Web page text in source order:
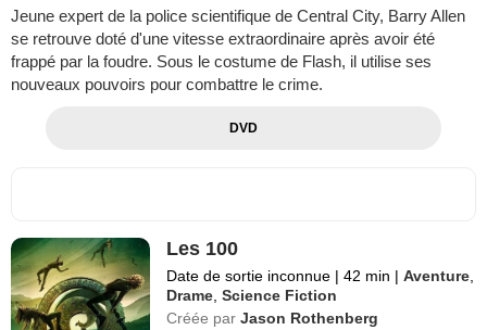
Jeune expert de la police scientifique de Central City, Barry Allen
se retrouve doté d'une vitesse extraordinaire après avoir été
frappé par la foudre. Sous le costume de Flash, il utilise ses
nouveaux pouvoirs pour combattre le crime.
DVD
Les 100
Date de sortie inconnue | 42 min | Aventure
Drame ,Science Fiction
Créée par Jason Rothenberg